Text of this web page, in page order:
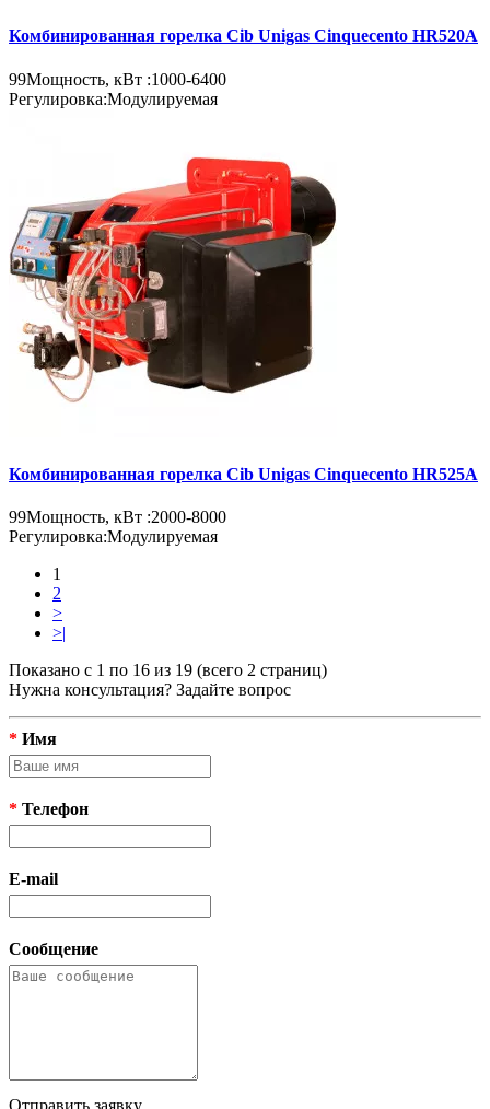
Комбинированная горелка Cib Unigas Cinquecento HR520A
99Мощность, кВт :1000-6400
Регулировка:Модулируемая
Комбинированная горелка Cib Unigas Cinquecento HR525A
99Мощность, кВт :2000-8000
Регулировка:Модулируемая
1
2
>
>|
Показано с 1 по 16 из 19 (всего 2 страниц)
Нужна консультация? Задайте вопрос
* Имя
* Телефон
E-mail
Сообщение